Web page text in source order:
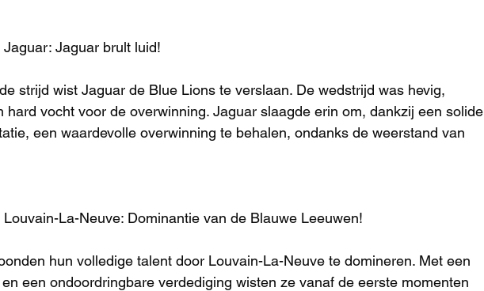
Jaguar brult luid!
strijd wist Jaguar de Blue Lions te verslaan. De wedstrijd was hevig,
hard vocht voor de overwinning. Jaguar slaagde erin om, dankzij een solide
een waardevolle overwinning te behalen, ondanks de weerstand van
La-Neuve: Dominantie van de Blauwe Leeuwen!
hun volledige talent door Louvain-La-Neuve te domineren. Met een
een ondoordringbare verdediging wisten ze vanaf de eerste momenten